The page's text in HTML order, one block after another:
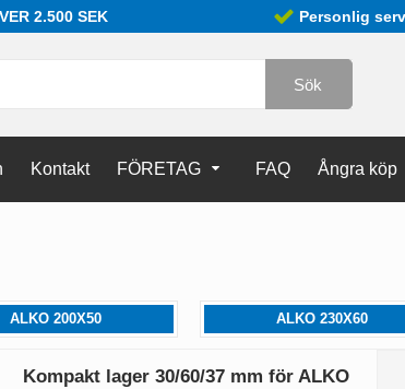
2.500 SEK Personlig
Sök
Kontakt FÖRETAG FAQ Ångra köp
ALKO 200X50 ALKO 230X60
Kompakt lager 30/60/37 mm för ALKO